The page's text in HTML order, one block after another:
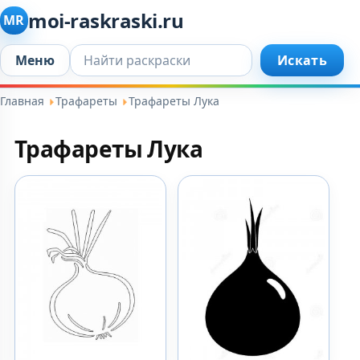
MR moi-raskraski.ru
Меню Искать... Искать
Главная Трафареты Трафареты Лука
Трафареты Лука